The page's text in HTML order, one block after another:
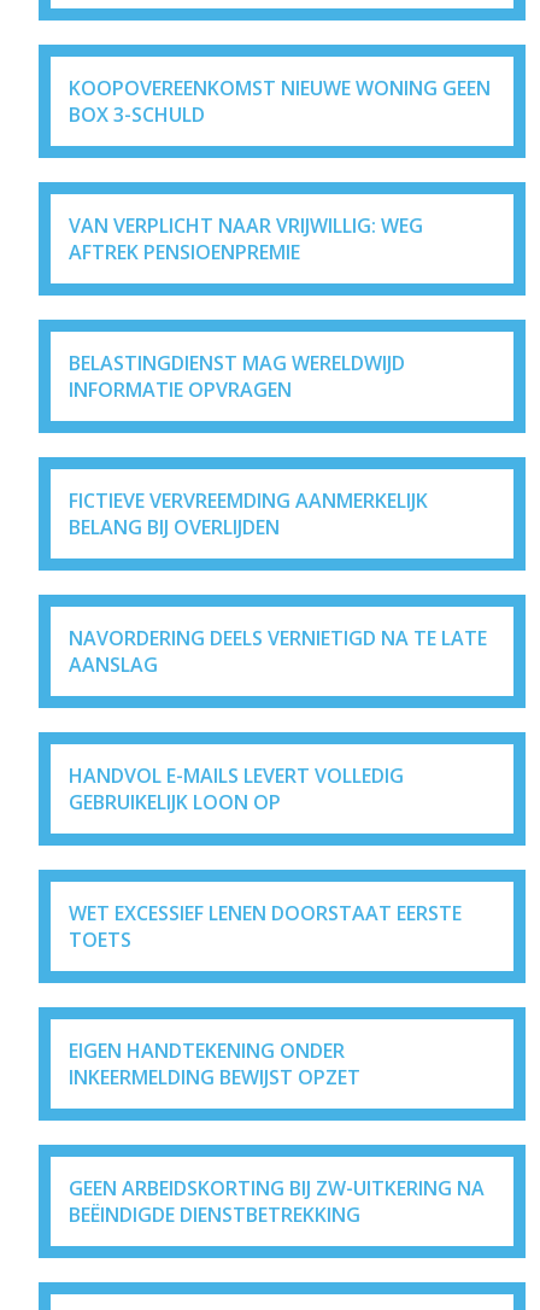
KOOPOVEREENKOMST NIEUWE WONING GEEN
BOX 3-SCHULD
VAN VERPLICHT NAAR VRIJWILLIG: WEG
AFTREK PENSIOENPREMIE
BELASTINGDIENST MAG WERELDWIJD
INFORMATIE OPVRAGEN
FICTIEVE VERVREEMDING AANMERKELIJK
BELANG BIJ OVERLIJDEN
NAVORDERING DEELS VERNIETIGD NA TE LATE
AANSLAG
HANDVOL E-MAILS LEVERT VOLLEDIG
GEBRUIKELIJK LOON OP
WET EXCESSIEF LENEN DOORSTAAT EERSTE
TOETS
EIGEN HANDTEKENING ONDER
INKEERMELDING BEWIJST OPZET
GEEN ARBEIDSKORTING BIJ ZW-UITKERING NA
BEËINDIGDE DIENSTBETREKKING